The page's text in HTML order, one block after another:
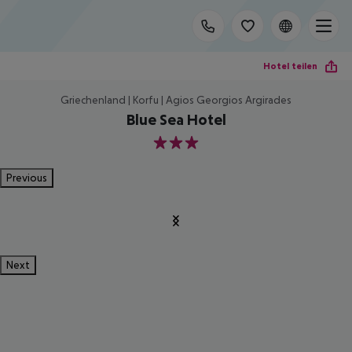
Hotel teilen
Griechenland | Korfu | Agios Georgios Argirades
Blue Sea Hotel
3
Previous
Next